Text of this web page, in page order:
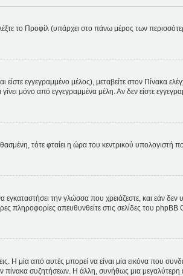
το Προφίλ (υπάρχει στο πάνω μέρος των
εγγεγραμμένο μέλος), μεταβείτε στον Πίνακα
μόνο από εγγεγραμμένα μέλη. Αν δεν είστε
τότε φταίει η ώρα του κεντρικού υπολογιστή
εγκαταστήσει την γλώσσα που χρειάζεστε, και εάν δεν
πληροφορίες απευθυνθείτε στις σελίδες του
μία από αυτές μπορεί να είναι μία εικόνα που
συζητήσεων. Η άλλη, συνήθως μια μεγαλύτερη